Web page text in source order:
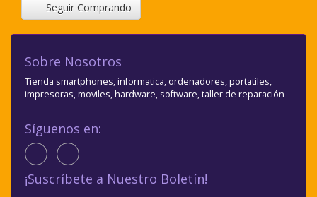
Seguir Comprando
Sobre Nosotros
Tienda smartphones, informatica, ordenadores, portatiles,
impresoras, moviles, hardware, software, taller de reparación
Síguenos en:
¡Suscríbete a Nuestro Boletín!